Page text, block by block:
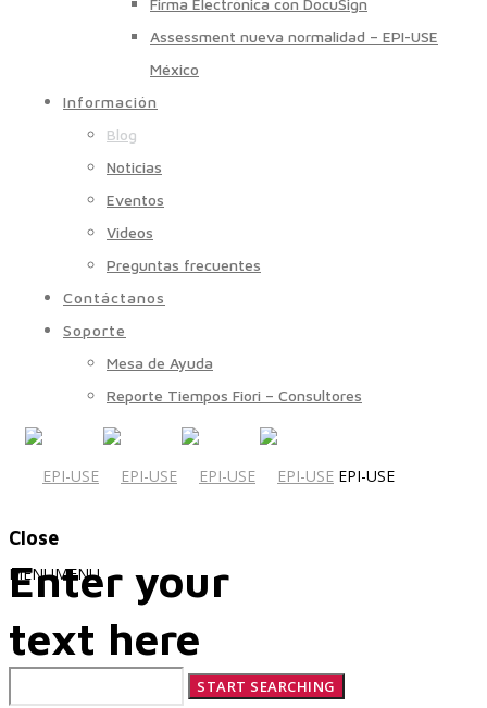
Firma Electrónica con DocuSign
Assessment nueva normalidad – EPI-USE
México
Información
Blog
Noticias
Eventos
Videos
Preguntas frecuentes
Contáctanos
Soporte
Mesa de Ayuda
Reporte Tiempos Fiori – Consultores
EPI-USE
MENUMENU
Close
Enter your
text here